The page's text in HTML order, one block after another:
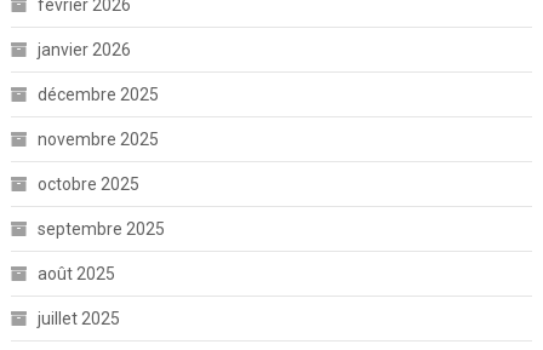
février 2026
janvier 2026
décembre 2025
novembre 2025
octobre 2025
septembre 2025
août 2025
juillet 2025